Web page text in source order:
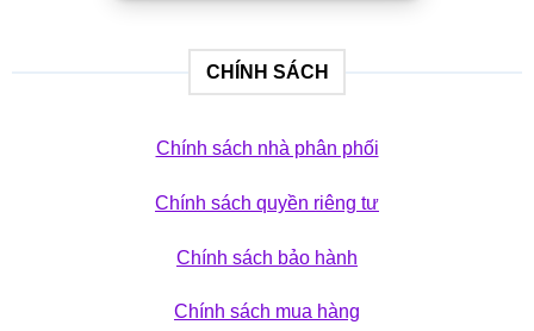
CHÍNH SÁCH
Chính sách nhà phân phối
Chính sách quyền riêng tư
Chính sách bảo hành
Chính sách mua hàng